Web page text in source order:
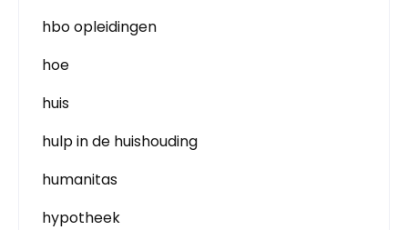
hbo opleidingen
hoe
huis
hulp in de huishouding
humanitas
hypotheek